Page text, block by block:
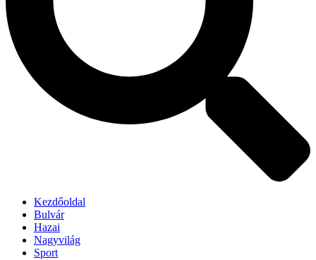
Kezdőoldal
Bulvár
Hazai
Nagyvilág
Sport